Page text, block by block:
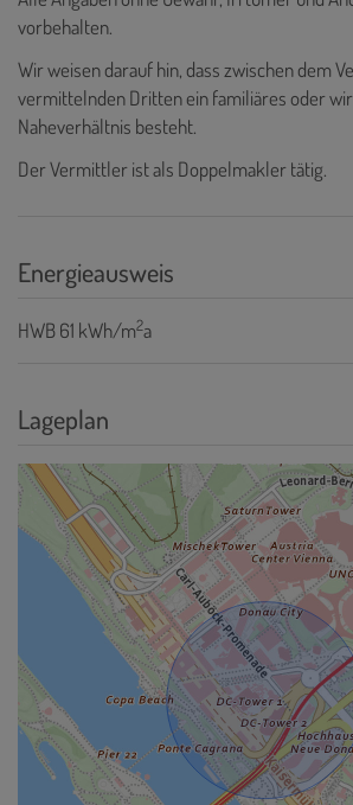
vorbehalten.
Wir weisen darauf hin, dass zwischen dem
vermittelnden Dritten ein familiäres oder
Naheverhältnis besteht.
Der Vermittler ist als Doppelmakler tätig.
Energieausweis
HWB61 kWh/m2a
Lageplan